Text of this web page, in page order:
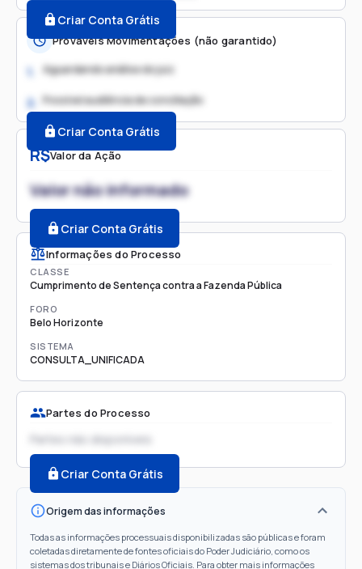
R$Valor da Ação
Valor não informado
Criar Conta Grátis
Informações do Processo
CLASSE
Cumprimento de Sentença contra a Fazenda Pública
FORO
Belo Horizonte
SISTEMA
CONSULTA_UNIFICADA
Partes do Processo
Partes não disponíveis
Criar Conta Grátis
Origem das informações
Todas as informações processuais disponibilizadas são públicas e foram
coletadas diretamente de fontes oficiais do Poder Judiciário, como os
sistemas dos tribunais e Diários Oficiais. Para obter mais informações
Criar Conta Grátis
Prováveis Movimentações (não garantido)
1. Aguardando análise do juiz
2. Possível audiência de conciliação
Criar Conta Grátis